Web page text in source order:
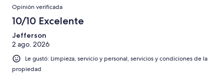
opiniones
de
208
opiniones
de
opiniones
Basada
de
208
opiniones
Opiniones
Opinión verificada
10/10 Excelente
Jefferson
2 ago. 2026
Le gustó: Limpieza, servicio y personal, servicios y condiciones de la
propiedad